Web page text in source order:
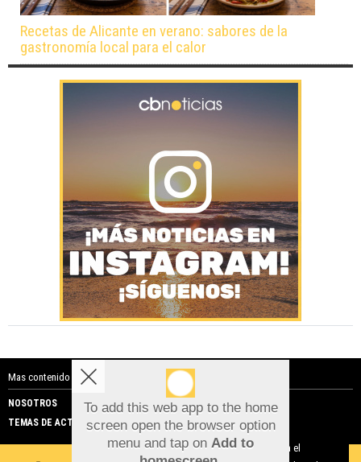
Recetas de Alicante en verano: sabores de la
gastronomía local para el calor
Mas contenido de Costa Blanca Noticias:
NOSOTROS
PUBLICIDAD
TEMAS DE ACTUALIDAD
To add this web app to the home
screen open the browser option
menu and tap on Add to
Aviso sobre el Uso de cookies:
Utilizamos cookies nuestras y de terceros para el